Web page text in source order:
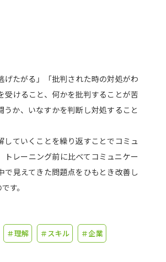
学問発見
大学で学びたい学問発見
学問のミニ講義「夢ナビ講義」
Ｑ＆Ａ よくあるご質問
げたがる」「批判された時の対処がわ
けること、何かを批判することが苦
か、いなすかを判断し対処すること
ていくことを繰り返すことでコミュ
レーニング前に比べてコミュニケー
見えてきた問題点をひもとき改善し
す。
＃理解 ＃スキル ＃企業